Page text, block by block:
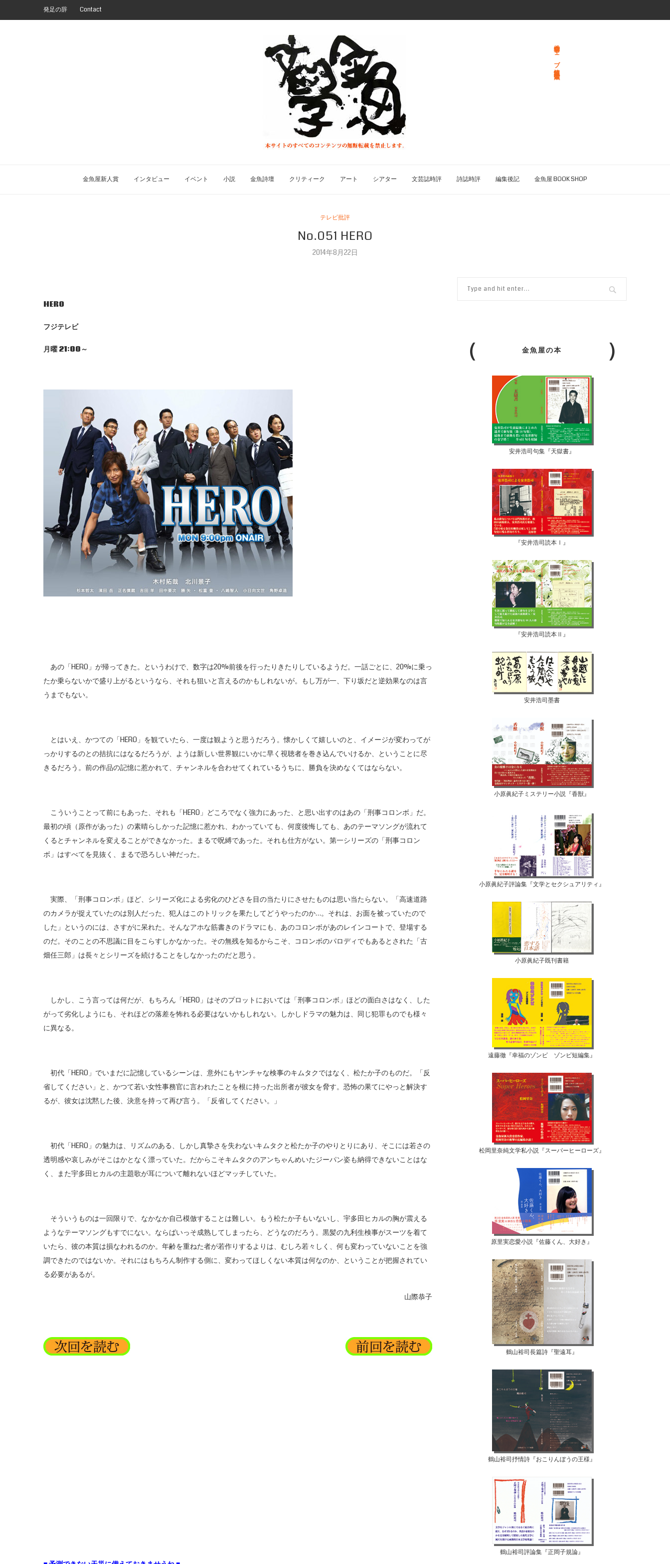
発足の辞 Contact
総合文学ウェブ情報誌 文学金魚
金魚屋新人賞 インタビュー イベント 小説 金魚詩壇 クリティーク アート シアター 文芸誌時評 詩誌時評 編集後記 金魚屋 BOOK SHOP
テレビ批評
No.051 HERO
2014年8月22日
HERO
フジテレビ
月曜 21:00 ～
あの「HERO」が帰ってきた。というわけで、数字は20%前後を行ったりきたりしているようだ。一話ごとに、20%に乗っ
たか乗らないかで盛り上がるというなら、それも狙いと言えるのかもしれないが。もし万が一、下り坂だと逆効果なのは言
うまでもない。
とはいえ、かつての「HERO」を観ていたら、一度は観ようと思うだろう。懐かしくて嬉しいのと、イメージが変わってが
っかりするのとの拮抗にはなるだろうが、ようは新しい世界観にいかに早く視聴者を巻き込んでいけるか、ということに尽
きるだろう。前の作品の記憶に惹かれて、チャンネルを合わせてくれているうちに、勝負を決めなくてはならない。
こういうことって前にもあった、それも「HERO」どころでなく強力にあった、と思い出すのはあの「刑事コロンボ」だ。
最初の頃（原作があった）の素晴らしかった記憶に惹かれ、わかっていても、何度後悔しても、あのテーマソングが流れて
くるとチャンネルを変えることができなかった。まるで呪縛であった。それも仕方がない。第一シリーズの「刑事コロン
ボ」はすべてを見抜く、まるで恐ろしい神だった。
実際、「刑事コロンボ」ほど、シリーズ化による劣化のひどさを目の当たりにさせたものは思い当たらない。「高速道路
のカメラが捉えていたのは別人だった、犯人はこのトリックを果たしてどうやったのか…。それは、お面を被っていたので
した」というのには、さすがに呆れた。そんなアホな筋書きのドラマにも、あのコロンボがあのレインコートで、登場する
のだ。そのことの不思議に目をこらすしかなかった。その無残を知るからこそ、コロンボのパロディでもあるとされた「古
畑任三郎」は長々とシリーズを続けることをしなかったのだと思う。
しかし、こう言っては何だが、もちろん「HERO」はそのプロットにおいては「刑事コロンボ」ほどの面白さはなく、した
がって劣化しようにも、それほどの落差を怖れる必要はないかもしれない。しかしドラマの魅力は、同じ犯罪ものでも様々
に異なる。
初代「HERO」でいまだに記憶しているシーンは、意外にもヤンチャな検事のキムタクではなく、松たか子のものだ。「反
省してください」と、かつて若い女性事務官に言われたことを根に持った出所者が彼女を脅す。恐怖の果てにやっと解決す
るが、彼女は沈黙した後、決意を持って再び言う。「反省してください。」
初代「HERO」の魅力は、リズムのある、しかし真摯さを失わないキムタクと松たか子のやりとりにあり、そこには若さの
透明感や哀しみがそこはかとなく漂っていた。だからこそキムタクのアンちゃんめいたジーパン姿も納得できないことはな
く、また宇多田ヒカルの主題歌が耳について離れないほどマッチしていた。
そういうものは一回限りで、なかなか自己模倣することは難しい。もう松たか子もいないし、宇多田ヒカルの胸が震える
ようなテーマソングもすでにない。ならばいっそ成熟してしまったら、どうなのだろう。黒髪の九利生検事がスーツを着て
いたら、彼の本質は損なわれるのか。年齢を重ねた者が若作りするよりは、むしろ若々しく、何も変わっていないことを強
調できたのではないか。それにはもちろん制作する側に、変わってほしくない本質は何なのか、ということが把握されてい
る必要があるが。
山際恭子
金魚屋の本
安井浩司句集『天獄書』
『安井浩司読本Ⅰ』
『安井浩司読本Ⅱ』
安井浩司墨書
小原眞紀子ミステリー小説『香獣』
小原眞紀子評論集『文学とセクシュアリティ』
小原眞紀子既刊書籍
遠藤徹『幸福のゾンビ ゾンビ短編集』
松岡里奈純文学私小説『スーパーヒーローズ』
原里実恋愛小説『佐藤くん、大好き』
鶴山裕司長篇詩『聖遠耳』
鶴山裕司抒情詩『おこりんぼうの王様』
鶴山裕司評論集『正岡子規論』